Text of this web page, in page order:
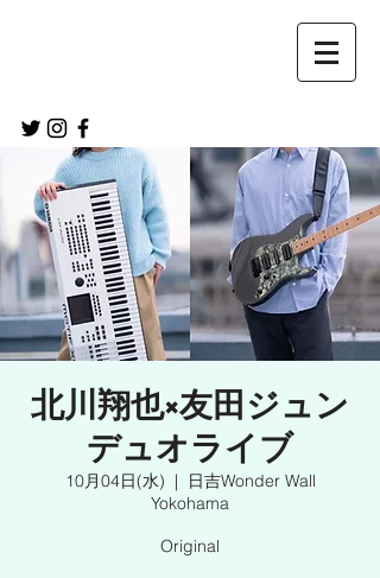
北川翔也×友田ジュン
デュオライブ
10月04日(水)
  |
日吉Wonder Wall
Yokohama
Original